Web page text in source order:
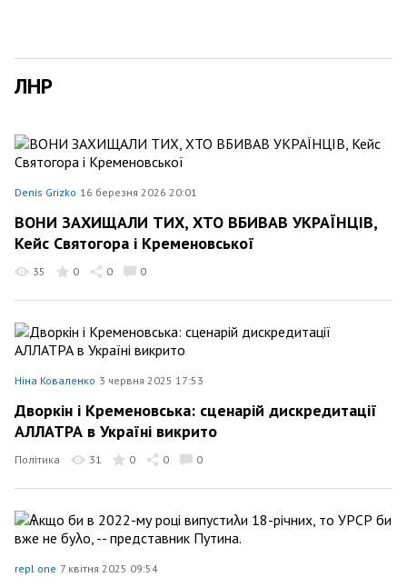
ЛНР
Denis Grizko 16 березня 2026 20:01
ВОНИ ЗАХИЩАЛИ ТИХ, ХТО ВБИВАВ УКРАЇНЦІВ,
Кейс Святогора і Кременовської
35 0 0 0
Ніна Коваленко 3 червня 2025 17:53
Дворкін і Кременовська: сценарій дискредитації
АЛЛАТРА в Україні викрито
Політика 31 0 0 0
repl one 7 квітня 2025 09:54